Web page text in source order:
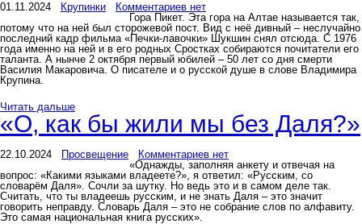
01.11.2024 Крупинки
Комментариев нет
Гора Пикет. Эта гора на Алтае называется так,
потому что на ней был сторожевой пост. Вид с неё дивный – неслучайно
последний кадр фильма «Печки-лавочки» Шукшин снял отсюда. С 1976
года именно на ней и в его родных Сростках собираются почитатели его
таланта. А нынче 2 октября первый юбилей – 50 лет со дня смерти
Василия Макаровича. О писателе и о русской душе в слове Владимира
Крупина.
Читать дальше
«О, как бы жили мы без Даля?»
22.10.2024 Просвещение
Комментариев нет
«Однажды, заполняя анкету и отвечая на
вопрос: «Какими языками владеете?», я ответил: «Русским, со
словарём Даля». Сочли за шутку. Но ведь это и в самом деле так.
Считать, что ты владеешь русским, и не знать Даля – это значит
говорить неправду. Словарь Даля – это не собрание слов по алфавиту.
Это самая национальная книга русских».